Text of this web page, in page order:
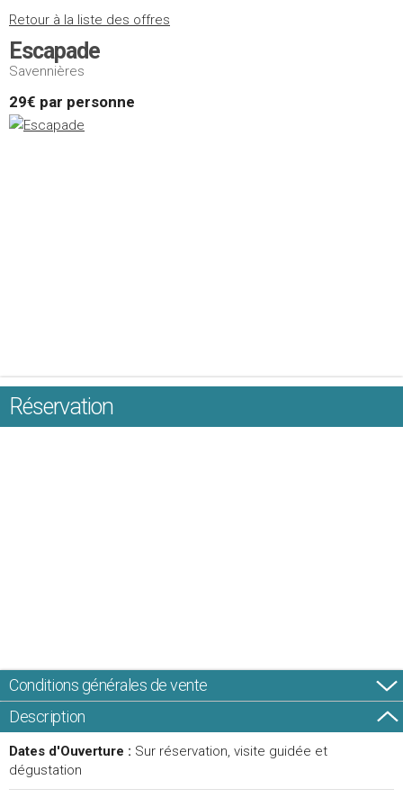
Retour à la liste des offres
Escapade
Savennières
29€ par personne
Réservation
Conditions générales de vente
Description
Dates d'Ouverture : Sur réservation, visite guidée et
dégustation